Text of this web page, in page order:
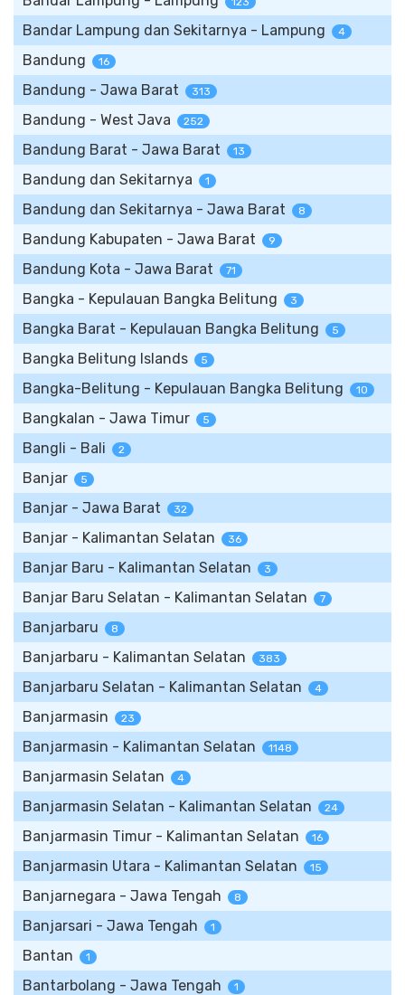
Bandar Lampung dan Sekitarnya - Lampung 4
Bandung 16
Bandung - Jawa Barat 313
Bandung - West Java 252
Bandung Barat - Jawa Barat 13
Bandung dan Sekitarnya 1
Bandung dan Sekitarnya - Jawa Barat 8
Bandung Kabupaten - Jawa Barat 9
Bandung Kota - Jawa Barat 71
Bangka - Kepulauan Bangka Belitung 3
Bangka Barat - Kepulauan Bangka Belitung 5
Bangka Belitung Islands 5
Bangka-Belitung - Kepulauan Bangka Belitung 10
Bangkalan - Jawa Timur 5
Bangli - Bali 2
Banjar 5
Banjar - Jawa Barat 32
Banjar - Kalimantan Selatan 36
Banjar Baru - Kalimantan Selatan 3
Banjar Baru Selatan - Kalimantan Selatan 7
Banjarbaru 8
Banjarbaru - Kalimantan Selatan 383
Banjarbaru Selatan - Kalimantan Selatan 4
Banjarmasin 23
Banjarmasin - Kalimantan Selatan 1148
Banjarmasin Selatan 4
Banjarmasin Selatan - Kalimantan Selatan 24
Banjarmasin Timur - Kalimantan Selatan 16
Banjarmasin Utara - Kalimantan Selatan 15
Banjarnegara - Jawa Tengah 8
Banjarsari - Jawa Tengah 1
Bantan 1
Bantarbolang - Jawa Tengah 1